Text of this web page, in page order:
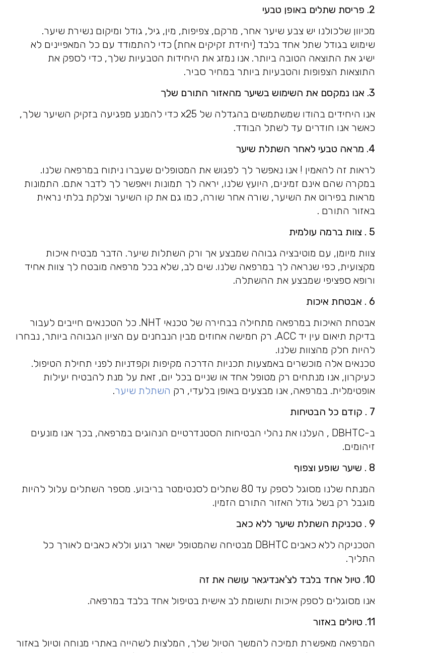
2. פריסת שתלים באופן טבעי
מכיוון שלכולנו יש צבע שיער אחר, מרקם, צפיפות, מין, גיל, גודל ומיקום נשירת שיער.
שימוש בגודל שתל אחד בלבד (יחידת זקיקים אחת) כדי להתמודד עם כל המאפיינים לא
ישיג את התוצאה הטובה ביותר. אנו נמזג את היחידות הטבעיות שלך, כדי לספק את
התוצאות הצפופות והטבעיות ביותר במחיר סביר.
3. אנו נמקסם את השימוש בשיער מהאזור התורם שלך
אנו היחידים בהודו שמשתמשים בהגדלה של x25 כדי להמנע מפגיעה בזקיק השיער שלך,
כאשר אנו חודרים עד לשתל הבודד.
4. מראה טבעי לאחר השתלת שיער
לראות זה להאמין ! אנו נאפשר לך לפגוש את המטופלים שעברו ניתוח במרפאה שלנו.
במקרה שהם אינם זמינים, היועץ שלנו, יראה לך תמונות ויאפשר לך לדבר אתם. התמונות
מראות בפירוט את השיער, שורה אחר שורה, כמו גם את קו השיער וצלקת בלתי נראית
באזור התורם .
5 . צוות ברמה עולמית
צוות מיומן, עם מוטיבציה גבוהה שמבצע אך ורק השתלות שיער. הדבר מבטיח איכות
מקצועית, כפי שנראה לך במרפאה שלנו. שים לב, שלא בכל מרפאה מובטח לך צוות אחיד
ורופא ספציפי שמבצע את ההשתלה.
6 . אבטחת איכות
אבטחת האיכות במרפאה מתחילה בבחירה של טכנאי NHT. כל הטכנאים חייבים לעבור
בדיקת תיאום עין יד ACC. רק חמישה אחוזים מבין הנבחנים עם הציון הגבוהה ביותר, נבחרו
להיות חלק מהצוות שלנו.
טכנאים אלה מוכשרים באמצעות תכניות הדרכה מקיפות וקפדניות לפני תחילת הטיפול.
כעיקרון, אנו מנתחים רק מטופל אחד או שניים בכל יום, זאת על מנת להבטיח יעילות
אופטימלית. במרפאה, אנו מבצעים באופן בלעדי, רק השתלת שיער.
7 . קודם כל הבטיחות
ב-DBHTC , העלנו את נהלי הבטיחות הסטנדרטיים הנהוגים במרפאה, בכך אנו מונעים
זיהומים.
8 . שיער שופע וצפוף
המנתח שלנו מסוגל לספק עד 80 שתלים לסנטימטר בריבוע. מספר השתלים עלול להיות
מוגבל רק בשל גודל האזור התורם הזמין.
9 . טכניקת השתלת שיער ללא כאב
הטכניקה ללא כאבים DBHTC מבטיחה שהמטופל ישאר רגוע וללא כאבים לאורך כל
התליך.
10. טיול אחד בלבד לצ'אנדיגאר עושה את זה
אנו מסוגלים לספק איכות ותשומת לב אישית בטיפול אחד בלבד במרפאה.
11. טיולים באזור
המרפאה מאפשרת תמיכה להמשך הטיול שלך, המלצות לשהייה באתרי מנוחה וטיול באזור